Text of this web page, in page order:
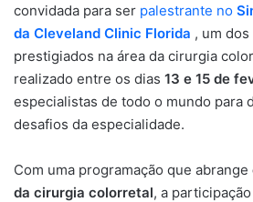
convidada para ser palestrante no
da Cleveland Clinic Florida , um
prestigiados na área da cirurgia
realizado entre os dias 13 e 15 de
especialistas de todo o mundo para
desafios da especialidade.
Com uma programação que abrange
da cirurgia colorretal, a